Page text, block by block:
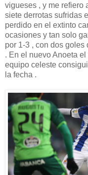
vigueses , y me refiero
siete derrotas sufridas
perdido en el extinto
ocasiones y tan solo
por 1-3 , con dos goles
. En el nuevo Anoeta
equipo celeste
la fecha .